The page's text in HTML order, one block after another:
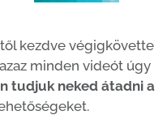
kezdve végigkövette
minden videót úgy
tudjuk neked átadni a